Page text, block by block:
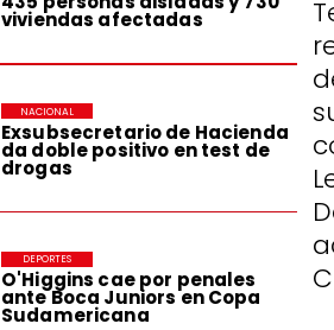
viviendas afectadas
Exsubsecretario de Hacienda
da doble positivo en test de
drogas
NACIONAL
O'Higgins cae por penales
ante Boca Juniors en Copa
Sudamericana
DEPORTES